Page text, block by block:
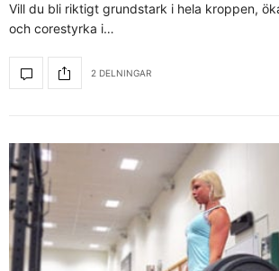
Vill du bli riktigt grundstark i hela kroppen,
och corestyrka i…
2 DELNINGAR